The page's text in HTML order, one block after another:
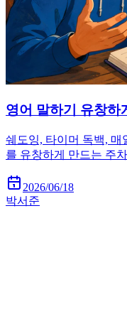
영어 말하기 유창하
쉐도잉, 타이머 독백, 매
를 유창하게 만드는 주
2026/06/18
박서준